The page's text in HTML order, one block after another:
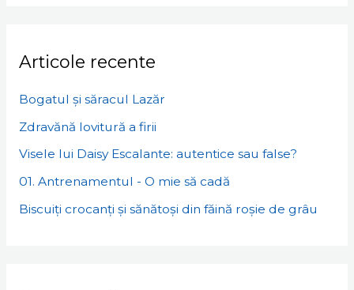
Articole recente
Bogatul și săracul Lazăr
Zdravănă lovitură a firii
Visele lui Daisy Escalante: autentice sau false?
01. Antrenamentul - O mie să cadă
Biscuiți crocanți și sănătoși din făină roșie de grâu